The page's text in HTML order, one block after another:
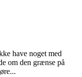
have noget med
om den grænse på